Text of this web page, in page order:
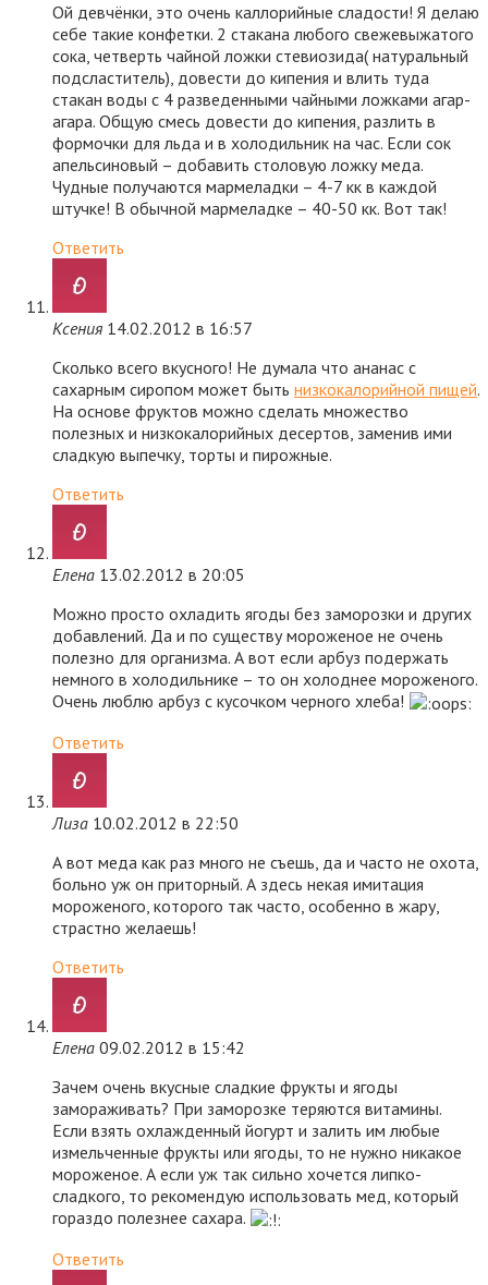
Ой девчёнки, это очень каллорийные сладости! Я делаю
себе такие конфетки. 2 стакана любого свежевыжатого
сока, четверть чайной ложки стевиозида( натуральный
подсластитель), довести до кипения и влить туда
стакан воды с 4 разведенными чайными ложками агар-
агара. Общую смесь довести до кипения, разлить в
формочки для льда и в холодильник на час. Если сок
апельсиновый – добавить столовую ложку меда.
Чудные получаются мармеладки – 4-7 кк в каждой
штучке! В обычной мармеладке – 40-50 кк. Вот так!
Ответить
Ксения 14.02.2012 в 16:57
Сколько всего вкусного! Не думала что ананас с
сахарным сиропом может быть низкокалорийной пищей.
На основе фруктов можно сделать множество
полезных и низкокалорийных десертов, заменив ими
сладкую выпечку, торты и пирожные.
Ответить
Елена 13.02.2012 в 20:05
Можно просто охладить ягоды без заморозки и других
добавлений. Да и по существу мороженое не очень
полезно для организма. А вот если арбуз подержать
немного в холодильнике – то он холоднее мороженого.
Очень люблю арбуз с кусочком черного хлеба!
Ответить
Лиза 10.02.2012 в 22:50
А вот меда как раз много не съешь, да и часто не охота,
больно уж он приторный. А здесь некая имитация
мороженого, которого так часто, особенно в жару,
страстно желаешь!
Ответить
Елена 09.02.2012 в 15:42
Зачем очень вкусные сладкие фрукты и ягоды
замораживать? При заморозке теряются витамины.
Если взять охлажденный йогурт и залить им любые
измельченные фрукты или ягоды, то не нужно никакое
мороженое. А если уж так сильно хочется липко-
сладкого, то рекомендую использовать мед, который
гораздо полезнее сахара.
Ответить